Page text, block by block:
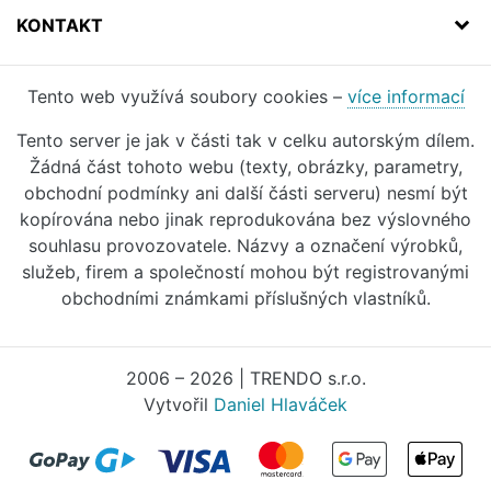
KONTAKT
Tento web využívá soubory cookies – více informací
Tento server je jak v části tak v celku autorským dílem.
Žádná část tohoto webu (texty, obrázky, parametry,
obchodní podmínky ani další části serveru) nesmí být
kopírována nebo jinak reprodukována bez výslovného
souhlasu provozovatele. Názvy a označení výrobků,
služeb, firem a společností mohou být registrovanými
obchodními známkami příslušných vlastníků.
2006 – 2026 | TRENDO s.r.o.
Vytvořil Daniel Hlaváček